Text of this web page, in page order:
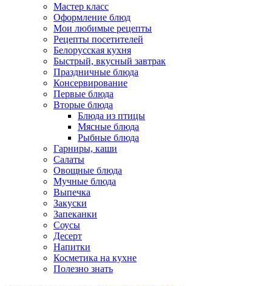
Мастер класс
Оформление блюд
Мои любимые рецепты
Рецепты посетителей
Белорусская кухня
Быстрый, вкусный завтрак
Праздничные блюда
Консервирование
Первые блюда
Вторые блюда
Блюда из птицы
Мясные блюда
Рыбные блюда
Гарниры, каши
Салаты
Овощные блюда
Мучные блюда
Выпечка
Закуски
Запеканки
Соусы
Десерт
Напитки
Косметика на кухне
Полезно знать